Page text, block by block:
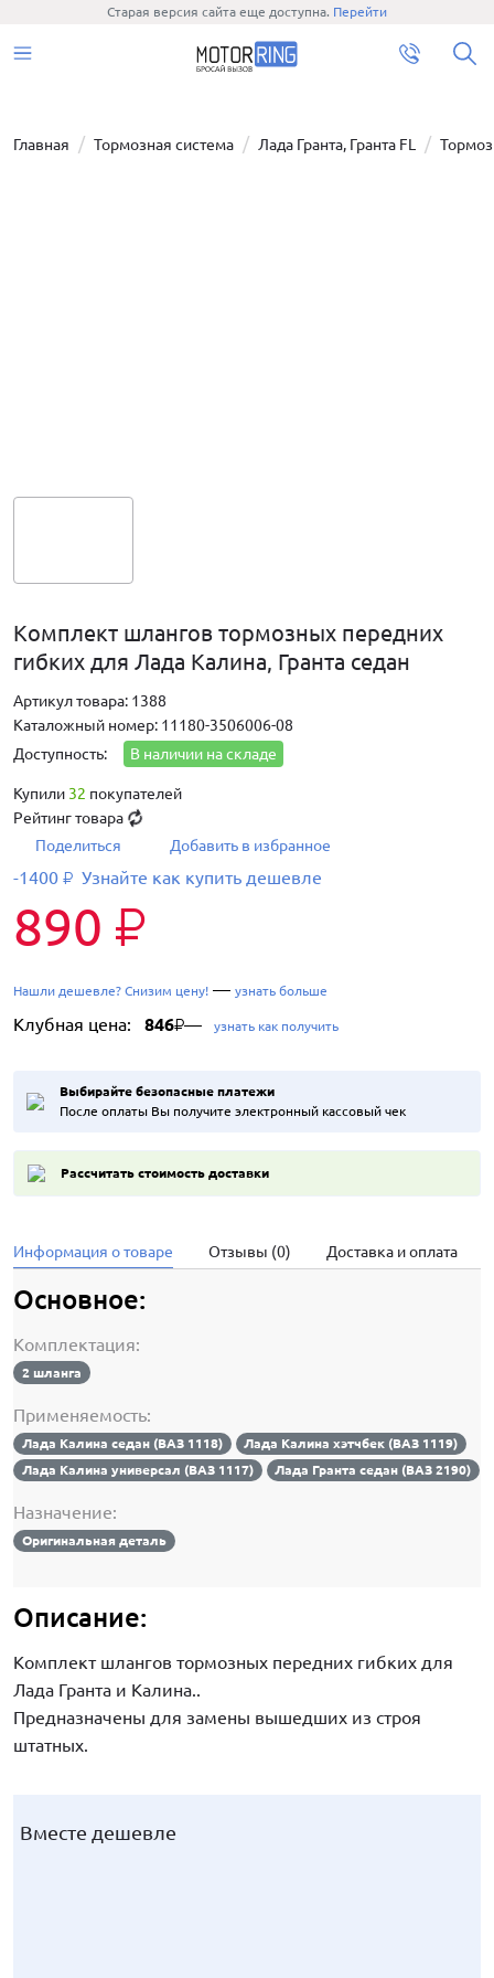
Старая версия сайта еще доступна. Перейти
Главная Тормозная система Лада Гранта, Гранта FL
Комплект шлангов тормозных передних
гибких для Лада Калина, Гранта седан
Артикул товара: 1388
Каталожный номер: 11180-3506006-08
Доступность:
В наличии на складе
Купили 32 покупателей
Рейтинг товара
Поделиться
Добавить в избранное
-1400 ₽ Узнайте как купить дешевле
890 ₽
Нашли дешевле? Снизим цену! — узнать больше
Клубная цена: 846₽— узнать как получить
Выбирайте безопасные платежи
После оплаты Вы получите электронный кассовый чек
Рассчитать стоимость доставки
Информация о товаре Отзывы (0) Доставка и оплата
Основное:
Комплектация:
2 шланга
Применяемость:
Лада Калина седан (ВАЗ 1118)
Лада Калина хэтчбек (ВАЗ 1119)
Лада Калина универсал (ВАЗ 1117)
Лада Гранта седан (ВАЗ 2190)
Назначение:
Оригинальная деталь
Описание:
Комплект шлангов тормозных передних гибких для
Лада Гранта и Калина..
Предназначены для замены вышедших из строя
штатных.
Вместе дешевле